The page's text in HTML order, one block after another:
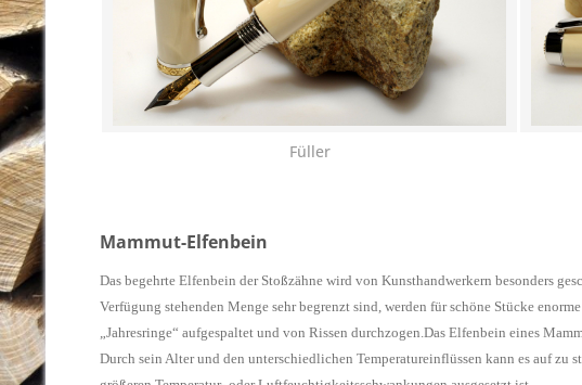
Füller
Mammut-Elfenbein
Das begehrte Elfenbein der Stoßzähne wird von Kunsthandwerkern besonders
Verfügung stehenden Menge sehr begrenzt sind, werden für schöne Stücke
„Jahresringe“ aufgespaltet und von Rissen durchzogen.Das Elfenbein eines
Durch sein Alter und den unterschiedlichen Temperatureinflüssen kann es auf zu